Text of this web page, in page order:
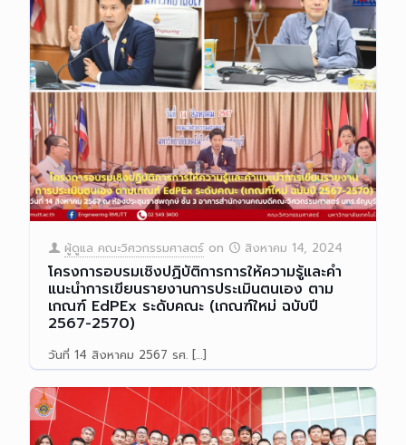
ผู้ดูแล คณะวิศวกรรมศาสตร์ on สิงหาคม 14, 2024
โครงการอบรมเชิงปฏิบัติการการให้ความรู้และคำ
แนะนำการเขียนรายงานการประเมินตนเอง ตาม
เกณฑ์ EdPEx ระดับคณะ (เกณฑ์ใหม่ ฉบับปี
2567-2570)
วันที่ 14 สิงหาคม 2567 รศ. […]
Read more